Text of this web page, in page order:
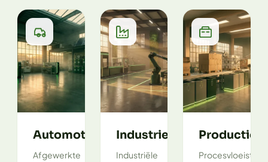
Automotive
Afgewerkte
Industrie
Industriële
Productie